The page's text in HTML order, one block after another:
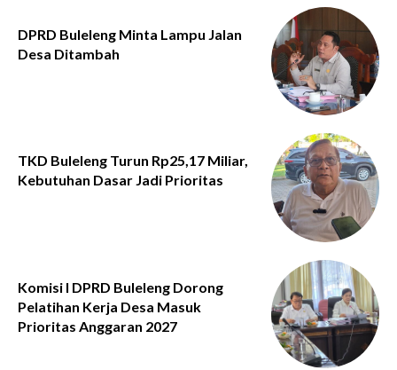
DPRD Buleleng Minta Lampu Jalan
Desa Ditambah
TKD Buleleng Turun Rp25,17 Miliar,
Kebutuhan Dasar Jadi Prioritas
Komisi I DPRD Buleleng Dorong
Pelatihan Kerja Desa Masuk
Prioritas Anggaran 2027